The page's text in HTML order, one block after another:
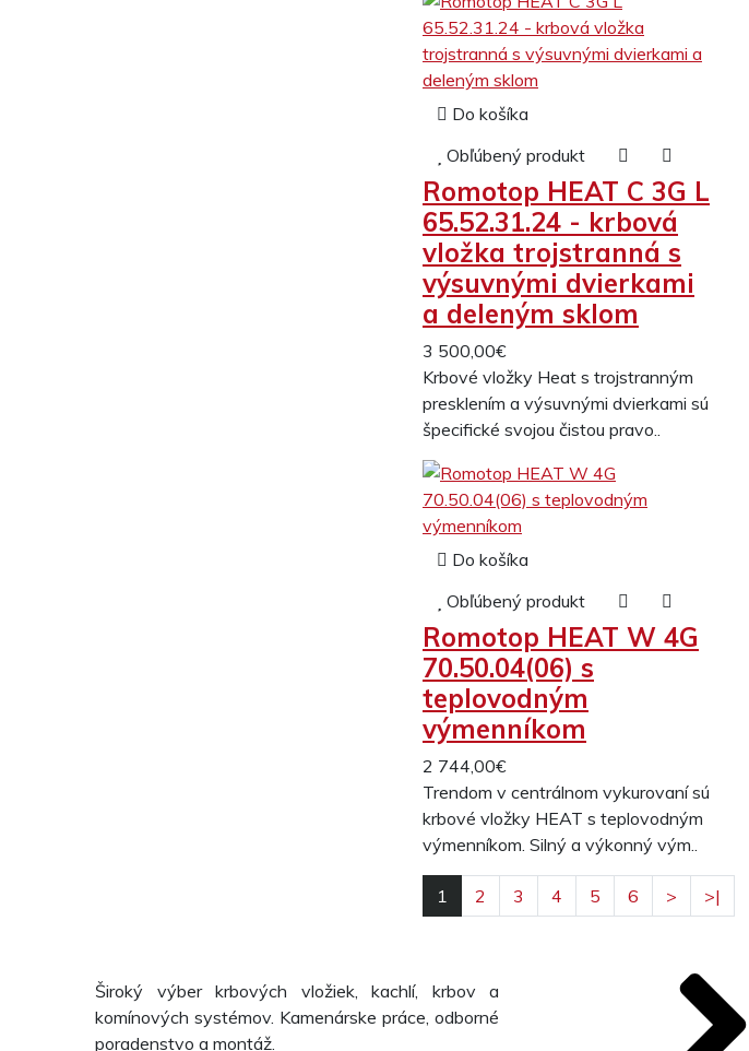
Do košíka
Obľúbený produkt
Romotop HEAT C 3G L
65.52.31.24 - krbová
vložka trojstranná s
výsuvnými dvierkami
a deleným sklom
3 500,00€
Krbové vložky Heat s trojstranným
presklením a výsuvnými dvierkami sú
špecifické svojou čistou pravo..
Do košíka
Obľúbený produkt
Romotop HEAT W 4G
70.50.04(06) s
teplovodným
výmenníkom
2 744,00€
Trendom v centrálnom vykurovaní sú
krbové vložky HEAT s teplovodným
výmenníkom. Silný a výkonný vým..
1 2 3 4 5 6 > >|
Široký výber krbových vložiek, kachlí, krbov a
komínových systémov. Kamenárske práce, odborné
poradenstvo a montáž.